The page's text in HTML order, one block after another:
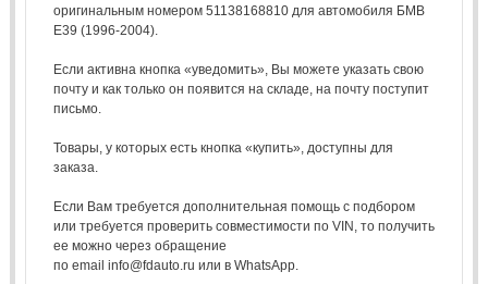
оригинальным номером 51138168810 для автомобиля БМВ
Е39 (1996-2004).
Если активна кнопка «уведомить», Вы можете указать свою
почту и как только он появится на складе, на почту поступит
письмо.
Товары, у которых есть кнопка «купить», доступны для
заказа.
Если Вам требуется дополнительная помощь с подбором
или требуется проверить совместимости по VIN, то получить
ее можно через обращение
по email info@fdauto.ru или в WhatsApp.